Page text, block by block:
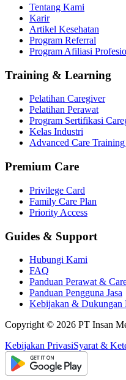
Tentang Kami
Karir
Artikel Kesehatan
Program Referral
Program Afiliasi
Training & Learning
Pelatihan Caregiver
Pelatihan Perawat
Program Sertifikasi
Kelas Industri
Advanced Care
Premium Care
Privilege Card
Family Care Plan
Priority Access
Guides & Support
Hubungi Kami
FAQ
Panduan Perawat &
Panduan Pengguna Jasa
Kebijakan & Dukungan
Copyright © 2026 PT Insan
Kebijakan PrivasiSyarat &